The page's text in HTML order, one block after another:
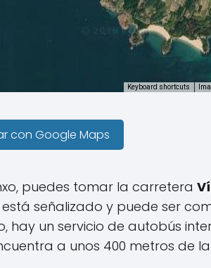
Keyboard shortcuts
con Google Maps
puedes tomar la carretera
señalizado y puede ser
hay un servicio de autobús
a unos 400 metros de